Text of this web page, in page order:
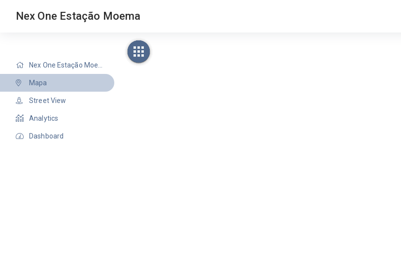
Nex One Estação Moema
Nex One Estação Moema
Mapa
Street View
Analytics
Dashboard